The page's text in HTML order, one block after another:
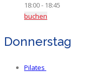
18:00- 18:45
buchen
Donnerstag
Pilates